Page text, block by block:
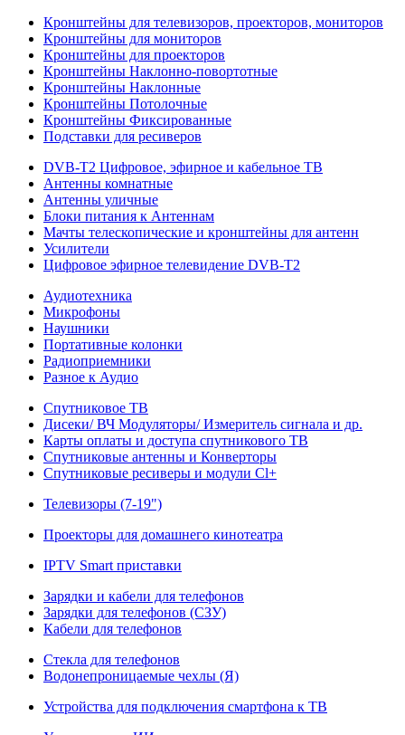
Кронштейны для телевизоров, проекторов, мониторов
Кронштейны для мониторов
Кронштейны для проекторов
Кронштейны Наклонно-повортотные
Кронштейны Наклонные
Кронштейны Потолочные
Кронштейны Фиксированные
Подставки для ресиверов
DVB-T2 Цифровое, эфирное и кабельное ТВ
Антенны комнатные
Антенны уличные
Блоки питания к Антеннам
Мачты телескопические и кронштейны для антенн
Усилители
Цифровое эфирное телевидение DVB-Т2
Аудиотехника
Микрофоны
Наушники
Портативные колонки
Радиоприемники
Разное к Аудио
Спутниковое ТВ
Дисеки/ ВЧ Модуляторы/ Измеритель сигнала и др.
Карты оплаты и доступа спутникового ТВ
Спутниковые антенны и Конверторы
Спутниковые ресиверы и модули Cl+
Телевизоры (7-19")
Проекторы для домашнего кинотеатра
IPTV Smart приставки
Зарядки и кабели для телефонов
Зарядки для телефонов (СЗУ)
Кабели для телефонов
Стекла для телефонов
Водонепроницаемые чехлы (Я)
Устройства для подключения смартфона к ТВ